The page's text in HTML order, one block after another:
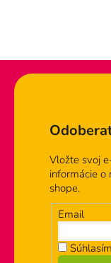
Vložte svoj
informácie o
shope.
Email